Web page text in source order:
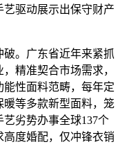
驱动展示出保守财产
。广东省近年来紧抓
精准契合市场需求，
性面料范畴，每年定
等多款新型面料，笼
劣势办事全球137个
高度婚配，仅冲锋衣销